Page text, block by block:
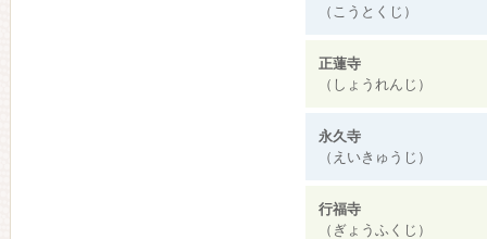
（こうとくじ）
正蓮寺
（しょうれんじ）
永久寺
（えいきゅうじ）
行福寺
（ぎょうふくじ）